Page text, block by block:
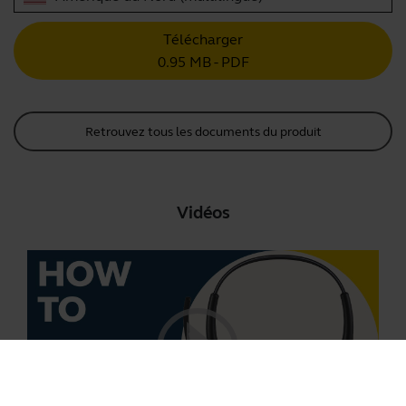
Télécharger
0.95 MB - PDF
Retrouvez tous les documents du produit
Vidéos